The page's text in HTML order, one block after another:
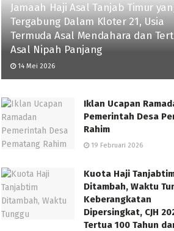
Jamaah Haji Asal Tanjab Timur
Tergabung Dalam Kloter 21, Usia
Termuda Asal Mendahara dan
Asal Nipah Panjang
14 Mei 2026
Iklan Ucapan
Pemerintah Desa
Rahim
19 Februari 2026
Kuota Haji
Ditambah, Waktu
Keberangkatan
Dipersingkat, CJH
Tertua 100 Tahun